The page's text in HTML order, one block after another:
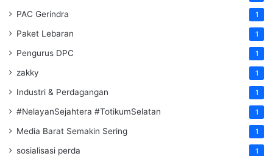
PAC Gerindra 1
Paket Lebaran 1
Pengurus DPC 1
zakky 1
Industri & Perdagangan 1
#NelayanSejahtera #TotikumSelatan 1
Media Barat Semakin Sering 1
sosialisasi perda 1